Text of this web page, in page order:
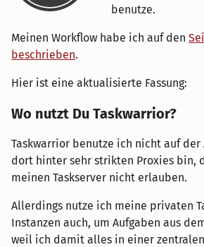
benutze.
Meinen Workflow habe ich auf den
beschrieben.
Hier ist eine aktualisierte Fassung:
Wo nutzt Du Taskwarrior?
Taskwarrior benutze ich nicht auf
dort hinter sehr strikten Proxies bin,
meinen Taskserver nicht erlauben.
Allerdings nutze ich meine privaten
Instanzen auch, um Aufgaben aus
weil ich damit alles in einer zentralen